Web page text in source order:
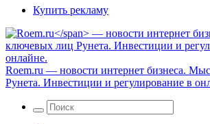
Купить рекламу
Roem.ru — новости интернет бизнеса.
Рунета. Инвестиции и регулирование в